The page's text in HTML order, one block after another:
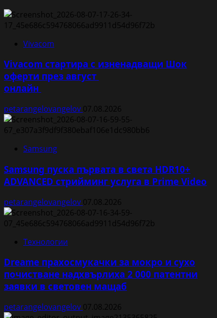
Vivacom
Vivacom стартира с изненадващи Шок
оферти през август
онлайн
petarangelovangelov 07.08.2026
Samsung
Samsung пуска първата в света HDR10+
ADVANCED стрийминг услуга в Prime Video
petarangelovangelov 07.08.2026
Технологии
Dreame прахосмукачки за мокро и сухо
почистване надхвърлиха 2 000 патентни
заявки в световен мащаб
petarangelovangelov 07.08.2026